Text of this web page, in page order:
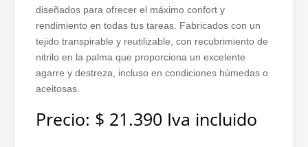
diseñados para ofrecer el máximo confort y
rendimiento en todas tus tareas. Fabricados con un
tejido transpirable y reutilizable, con recubrimiento de
nitrilo en la palma que proporciona un excelente
agarre y destreza, incluso en condiciones húmedas o
aceitosas.
Precio: $ 21.390 Iva incluido